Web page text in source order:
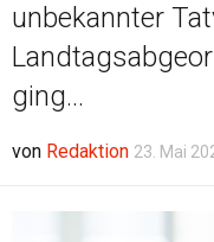
unbekannter
ging...
von Redaktion 23. Mai